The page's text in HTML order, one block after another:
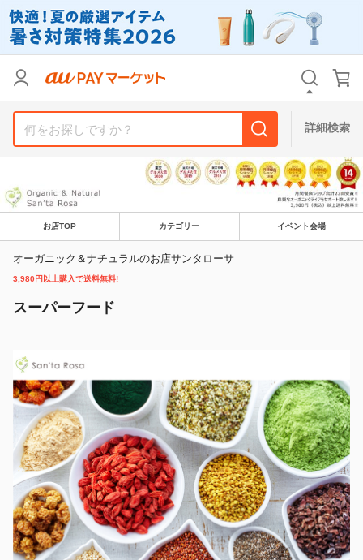
詳細検索
お店TOP カテゴリー イベント会場
オーガニック＆ナチュラルのお店サンタローサ
3,980円以上購入で送料無料!
スーパーフード
支払い方法
その他の条件
送料無料
Pontaパス特典対象すべて ポイントUPセレクトのみ
除外ワード
リセット
支払い方法
その他の条件
送料無料
Pontaパス特典対象すべて ポイントUPセレクトのみ
除外ワード